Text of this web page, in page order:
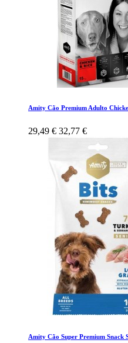
Amity Cão Premium Adulto
29,49 € 32,77 €
Amity Cão Super Premium Snack